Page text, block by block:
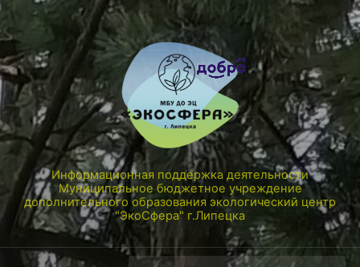
Информационная поддержка деятельности
Муниципальное бюджетное учреждение
дополнительного образования экологический центр
"ЭкоСфера" г.Липецка